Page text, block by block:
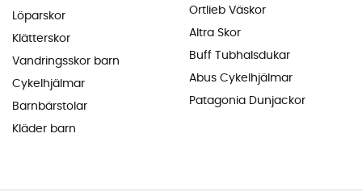
Löparskor
Klätterskor
Vandringsskor barn
Cykelhjälmar
Barnbärstolar
Kläder barn
Ortlieb Väskor
Altra Skor
Buff Tubhalsdukar
Abus Cykelhjälmar
Patagonia Dunjackor